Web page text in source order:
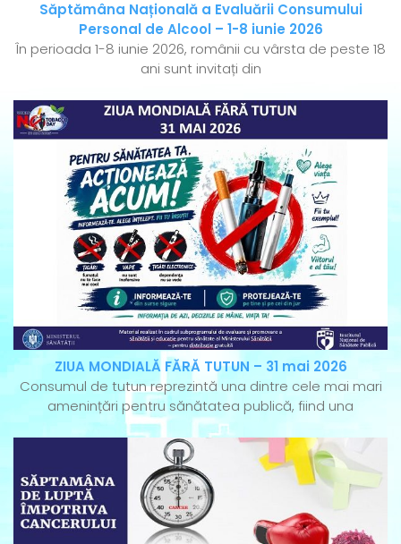
Săptămâna Națională a Evaluării Consumului
Personal de Alcool – 1-8 iunie 2026
În perioada 1-8 iunie 2026, românii cu vârsta de peste 18
ani sunt invitați din
ZIUA MONDIALĂ FĂRĂ TUTUN – 31 mai 2026
Consumul de tutun reprezintă una dintre cele mai mari
amenințări pentru sănătatea publică, fiind una